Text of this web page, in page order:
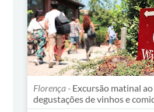
Florença - Excursão matinal
degustações de vinhos e